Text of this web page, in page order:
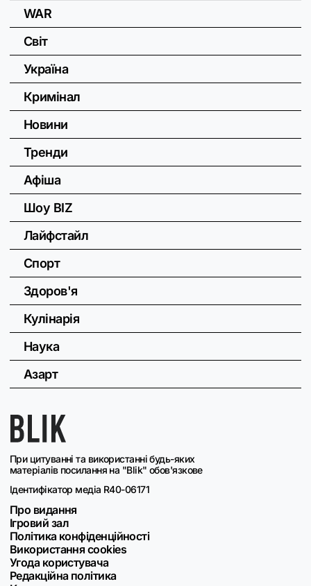
При цитуванні та використанні будь-яких
матеріалів посилання на "Blik" обов'язкове
Ідентифікатор медіа R40-06171
Про видання
Ігровий зал
Політика конфіденційності
Використання cookies
Угода користувача
Редакційна політика
WAR
Світ
Україна
Кримінал
Новини
Тренди
Афіша
Шоу BIZ
Лайфстайл
Спорт
Здоров'я
Кулінарія
Наука
Азарт